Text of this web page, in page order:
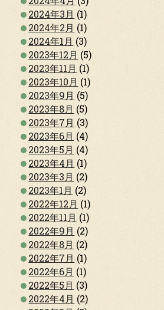
2024年3月 (1)
2024年2月 (1)
2024年1月 (3)
2023年12月 (5)
2023年11月 (1)
2023年10月 (1)
2023年9月 (5)
2023年8月 (5)
2023年7月 (3)
2023年6月 (4)
2023年5月 (4)
2023年4月 (1)
2023年3月 (2)
2023年1月 (2)
2022年12月 (1)
2022年11月 (1)
2022年9月 (2)
2022年8月 (2)
2022年7月 (1)
2022年6月 (1)
2022年5月 (3)
2022年4月 (2)